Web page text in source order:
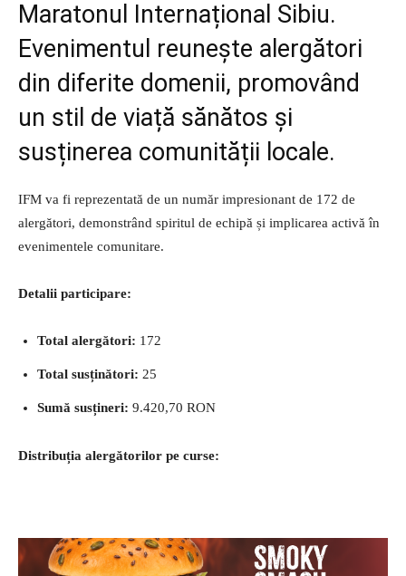
Maratonul Internațional Sibiu.
Evenimentul reunește alergători
din diferite domenii, promovând
un stil de viață sănătos și
susținerea comunității locale.
IFM va fi reprezentată de un număr impresionant de 172 de
alergători, demonstrând spiritul de echipă și implicarea activă în
evenimentele comunitare.
Detalii participare:
Total alergători: 172
Total susținători: 25
Sumă susțineri: 9.420,70 RON
Distribuția alergătorilor pe curse: